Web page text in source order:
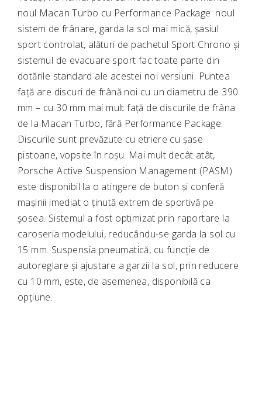
noul Macan Turbo cu Performance Package: noul
sistem de frânare, garda la sol mai mică, șasiul
sport controlat, alături de pachetul Sport Chrono și
sistemul de evacuare sport fac toate parte din
dotările standard ale acestei noi versiuni. Puntea
față are discuri de frână noi cu un diametru de 390
mm – cu 30 mm mai mult față de discurile de frâna
de la Macan Turbo, fără Performance Package.
Discurile sunt prevăzute cu etriere cu șase
pistoane, vopsite în roșu. Mai mult decât atât,
Porsche Active Suspension Management (PASM)
este disponibil la o atingere de buton și conferă
mașinii imediat o ținută extrem de sportivă pe
șosea. Sistemul a fost optimizat prin raportare la
caroseria modelului, reducându-se garda la sol cu
15 mm. Suspensia pneumatică, cu funcție de
autoreglare și ajustare a garzii la sol, prin reducere
cu 10 mm, este, de asemenea, disponibilă ca
opțiune.